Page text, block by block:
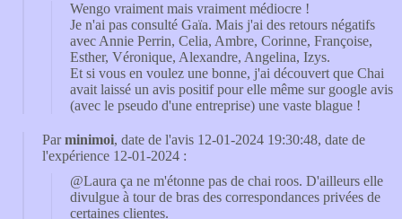
Wengo vraiment mais vraiment médiocre !
Je n'ai pas consulté Gaïa. Mais j'ai des retours négatifs
avec Annie Perrin, Celia, Ambre, Corinne, Françoise,
Esther, Véronique, Alexandre, Angelina, Izys.
Et si vous en voulez une bonne, j'ai découvert que Chai
avait laissé un avis positif pour elle même sur google avis
(avec le pseudo d'une entreprise) une vaste blague !
Parminimoi, date de l'avis 12-01-2024 19:30:48, date de
l'expérience 12-01-2024 :
@Laura ça ne m'étonne pas de chai roos. D'ailleurs elle
divulgue à tour de bras des correspondances privées de
certaines clientes.